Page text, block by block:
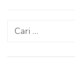
Cari